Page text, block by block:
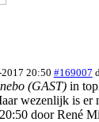
20:50 #169007
(GAST) in
wezenlijk is er
doorRené